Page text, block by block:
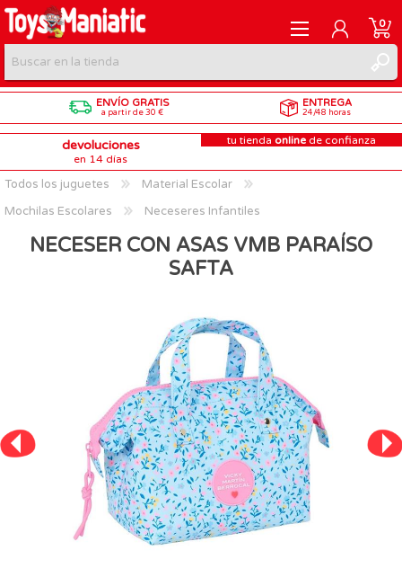
REGISTRARME
INICIAR SESIÓN
0
ENVÍO GRATIS
a partir de 30 €
ENTREGA
24/48 horas
devoluciones
en 14 días
tu tienda online de confianza
Todos los juguetes
Material Escolar
Mochilas Escolares
Neceseres Infantiles
NECESER CON ASAS VMB PARAÍSO
SAFTA